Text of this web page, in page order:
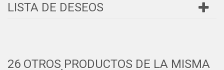
LISTA DE DESEOS
26 OTROS PRODUCTOS DE LA MISMA